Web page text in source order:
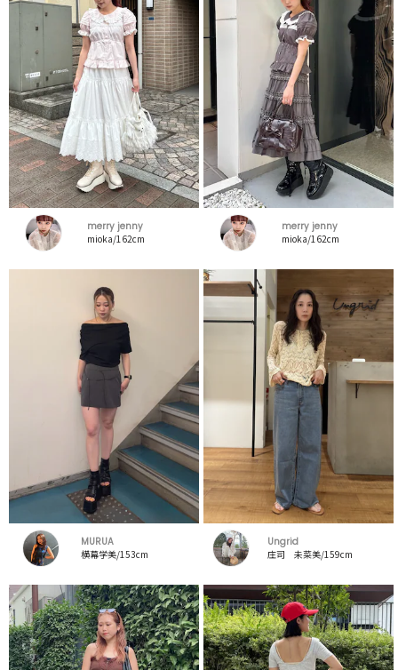
merry jenny
mioka/162cm
merry jenny
mioka/162cm
MURUA
横幕学美/153cm
Ungrid
庄司 未菜美/159cm